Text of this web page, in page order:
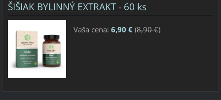
ŠIŠIAK BYLINNÝ EXTRAKT - 60 ks
Vaša cena: 6,90 €(8,90 €)